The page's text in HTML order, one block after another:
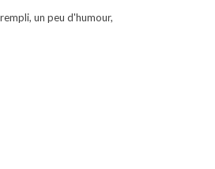
un peu d'humour,